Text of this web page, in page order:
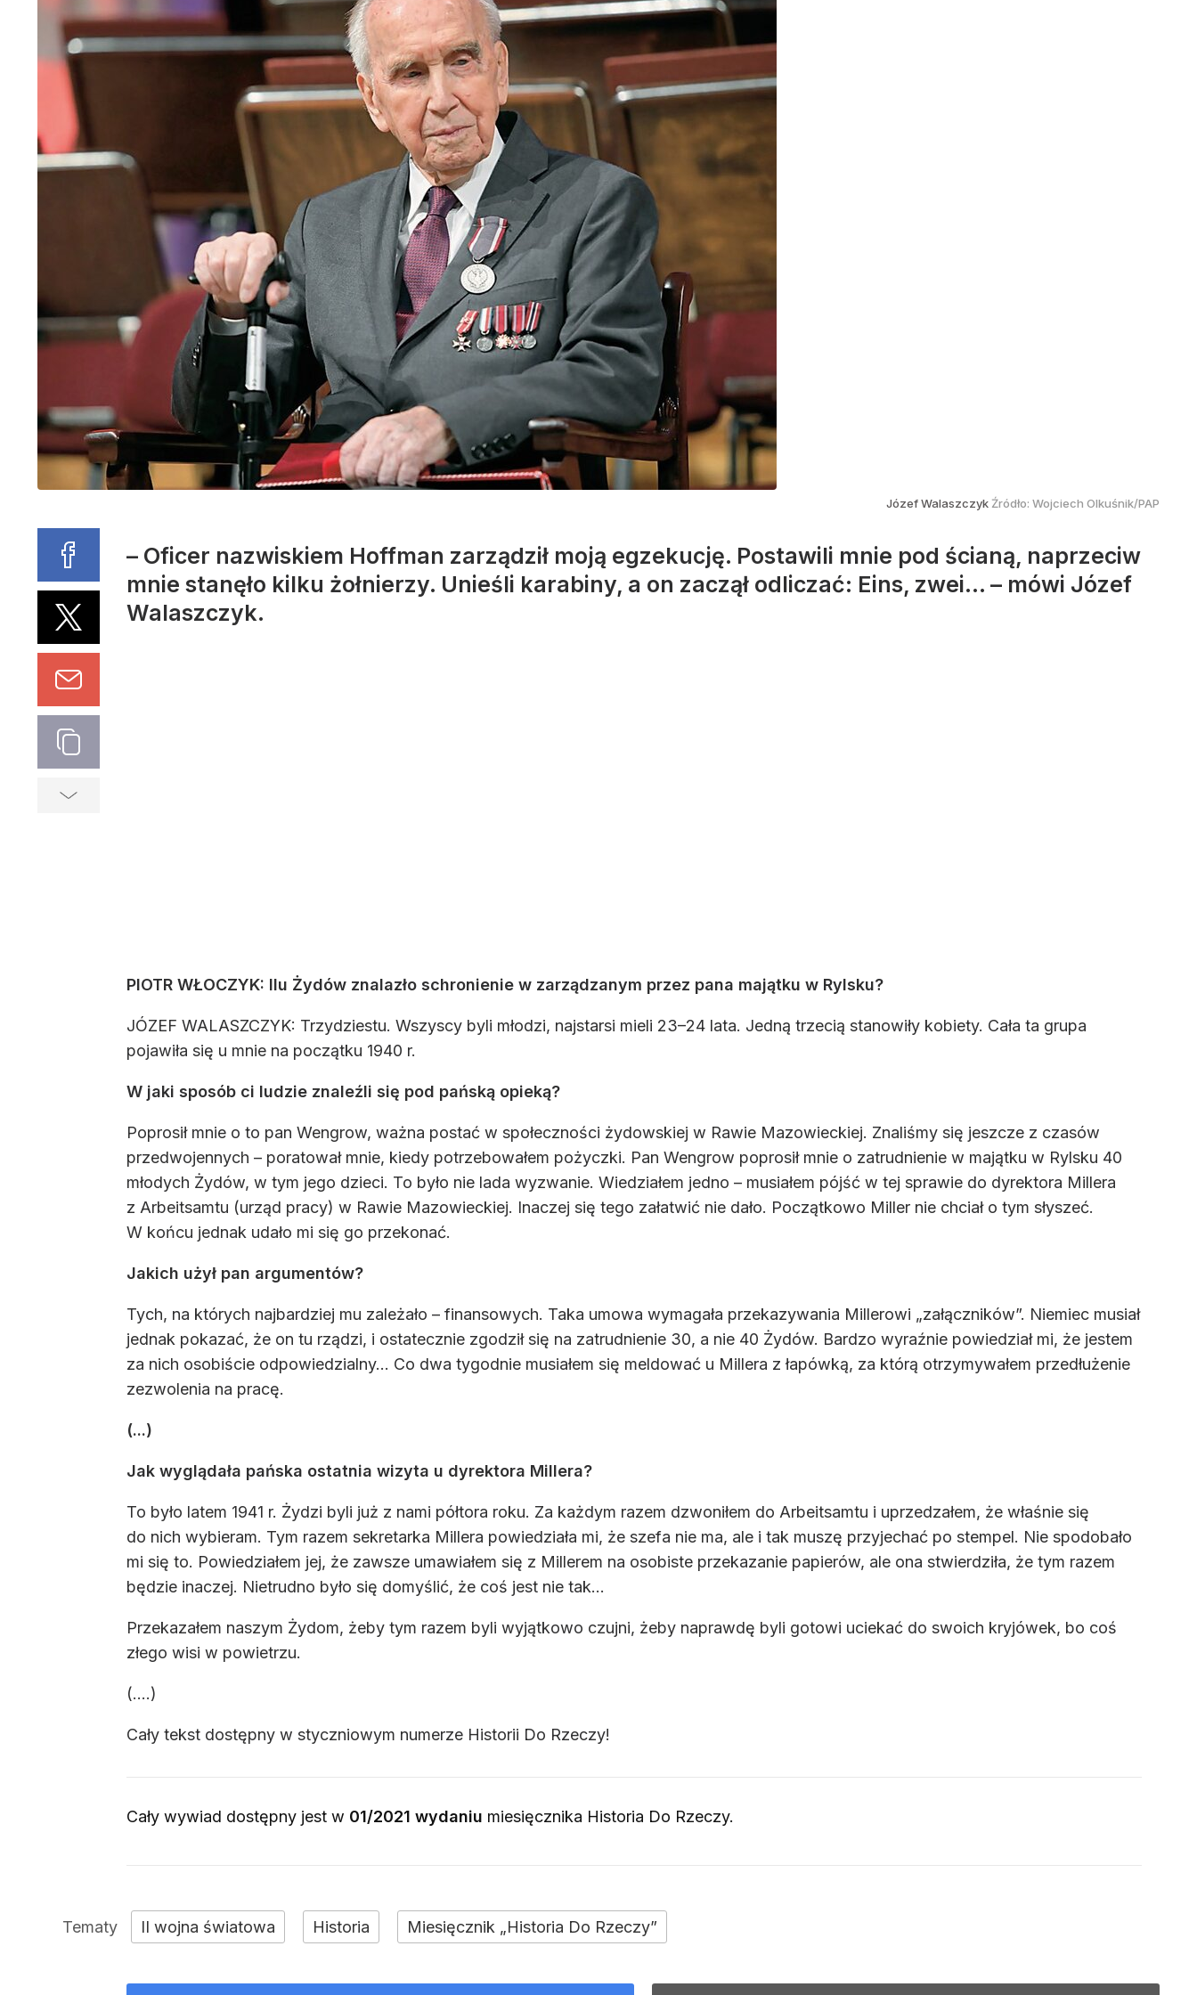
Józef Walaszczyk Źródło: Wojciech Olkuśnik/PAP
– Oficer nazwiskiem Hoffman zarządził moją egzekucję. Postawili mnie pod ścianą, naprzeciw
mnie stanęło kilku żołnierzy. Unieśli karabiny, a on zaczął odliczać: Eins, zwei… – mówi Józef
Walaszczyk.
PIOTR WŁOCZYK: Ilu Żydów znalazło schronienie w zarządzanym przez pana majątku w Rylsku?
JÓZEF WALASZCZYK: Trzydziestu. Wszyscy byli młodzi, najstarsi mieli 23–24 lata. Jedną trzecią stanowiły kobiety. Cała ta grupa
pojawiła się u mnie na początku 1940 r.
W jaki sposób ci ludzie znaleźli się pod pańską opieką?
Poprosił mnie o to pan Wengrow, ważna postać w społeczności żydowskiej w Rawie Mazowieckiej. Znaliśmy się jeszcze z czasów
przedwojennych – poratował mnie, kiedy potrzebowałem pożyczki. Pan Wengrow poprosił mnie o zatrudnienie w majątku w Rylsku 40
młodych Żydów, w tym jego dzieci. To było nie lada wyzwanie. Wiedziałem jedno – musiałem pójść w tej sprawie do dyrektora Millera
z Arbeitsamtu (urząd pracy) w Rawie Mazowieckiej. Inaczej się tego załatwić nie dało. Początkowo Miller nie chciał o tym słyszeć.
W końcu jednak udało mi się go przekonać.
Jakich użył pan argumentów?
Tych, na których najbardziej mu zależało – finansowych. Taka umowa wymagała przekazywania Millerowi „załączników”. Niemiec musiał
jednak pokazać, że on tu rządzi, i ostatecznie zgodził się na zatrudnienie 30, a nie 40 Żydów. Bardzo wyraźnie powiedział mi, że jestem
za nich osobiście odpowiedzialny… Co dwa tygodnie musiałem się meldować u Millera z łapówką, za którą otrzymywałem przedłużenie
zezwolenia na pracę.
(...)
Jak wyglądała pańska ostatnia wizyta u dyrektora Millera?
To było latem 1941 r. Żydzi byli już z nami półtora roku. Za każdym razem dzwoniłem do Arbeitsamtu i uprzedzałem, że właśnie się
do nich wybieram. Tym razem sekretarka Millera powiedziała mi, że szefa nie ma, ale i tak muszę przyjechać po stempel. Nie spodobało
mi się to. Powiedziałem jej, że zawsze umawiałem się z Millerem na osobiste przekazanie papierów, ale ona stwierdziła, że tym razem
będzie inaczej. Nietrudno było się domyślić, że coś jest nie tak...
Przekazałem naszym Żydom, żeby tym razem byli wyjątkowo czujni, żeby naprawdę byli gotowi uciekać do swoich kryjówek, bo coś
złego wisi w powietrzu.
(....)
Cały tekst dostępny w styczniowym numerze Historii Do Rzeczy!
Cały wywiad dostępny jest w 01/2021 wydaniu miesięcznika Historia Do Rzeczy.
II wojna światowa Historia Miesięcznik „Historia Do Rzeczy”